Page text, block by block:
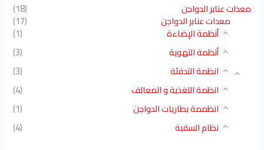
معدات عنابر الدواجن
(18)
معدات عنابر الدواجن (17)
أنظمة الإضاءة
(1)
أنظمة التهوية
(3)
انظمة التدفئة
(3)
انظمة التغذية و المعالف
(4)
انظممة بطاريات الدواجن
(1)
نظام السقية
(4)